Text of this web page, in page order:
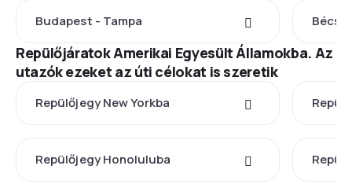
Budapest - Tampa Bécs -
Repülőjáratok Amerikai Egyesült Államokba. Az
utazók ezeket az úti célokat is szeretik
Repülőjegy New Yorkba
Repülőjegy Honoluluba